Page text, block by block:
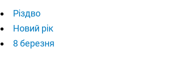
Різдво
Новий рік
8 березня